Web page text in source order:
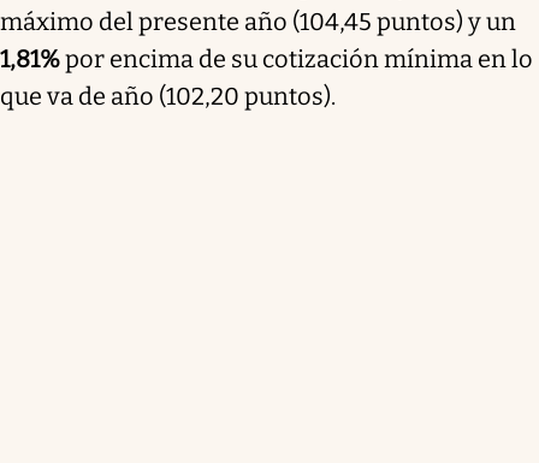
máximo del presente año (104,45 puntos) y un
1,81%por encima de su cotización mínima en lo
que va de año (102,20 puntos).